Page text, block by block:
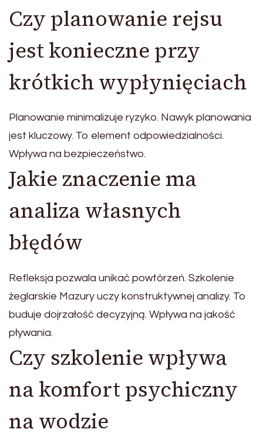
Czy planowanie rejsu
jest konieczne przy
krótkich wypłynięciach
Planowanie minimalizuje ryzyko. Nawyk planowania
jest kluczowy. To element odpowiedzialności.
Wpływa na bezpieczeństwo.
Jakie znaczenie ma
analiza własnych
błędów
Refleksja pozwala unikać powtórzeń. Szkolenie
żeglarskie Mazury uczy konstruktywnej analizy. To
buduje dojrzałość decyzyjną. Wpływa na jakość
pływania.
Czy szkolenie wpływa
na komfort psychiczny
na wodzie